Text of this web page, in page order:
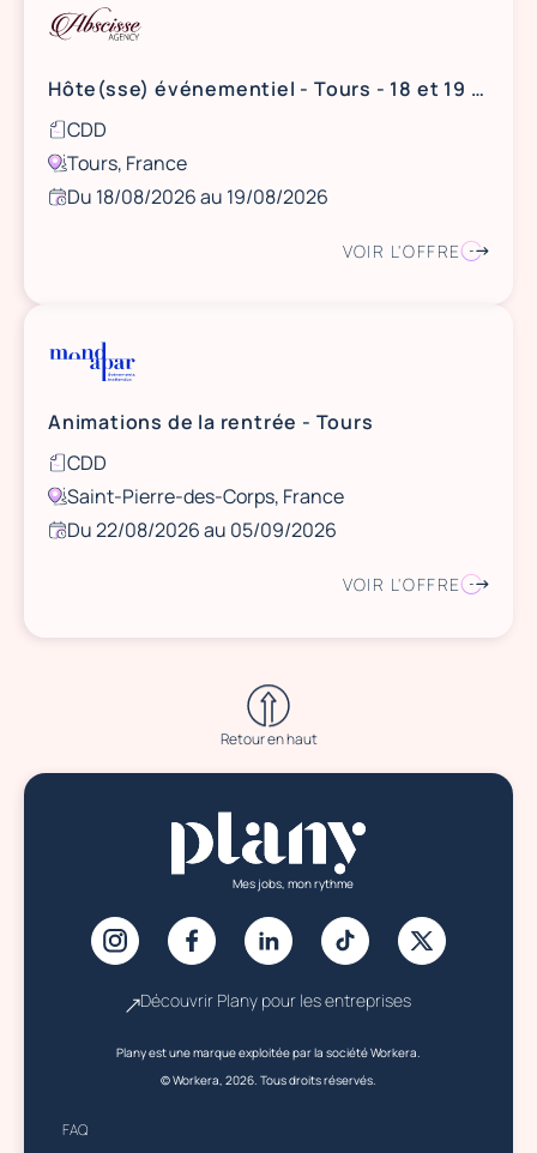
Hôte(sse) événementiel - Tours - 18 et 19 août
CDD
Tours, France
Du 18/08/2026 au 19/08/2026
VOIR L'OFFRE
Animations de la rentrée - Tours
CDD
Saint-Pierre-des-Corps, France
Du 22/08/2026 au 05/09/2026
VOIR L'OFFRE
Retour en haut
Mes jobs, mon rythme
Découvrir Plany pour les entreprises
Plany est une marque exploitée par la société Workera.
© Workera, 2026. Tous droits réservés.
FAQ